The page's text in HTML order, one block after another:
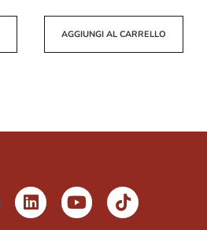
AGGIUNGI AL CARRELLO